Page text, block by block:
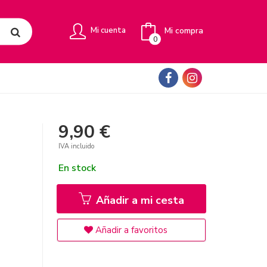
Mi cuenta Mi compra
0
9,90 €
IVA incluido
En stock
Añadir a mi cesta
Añadir a favoritos